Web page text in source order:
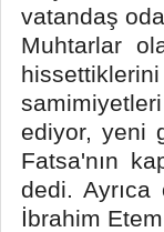
vatandaş
Muhtarlar
ediyor, yeni
Fatsa'nın
dedi.
İbrahim